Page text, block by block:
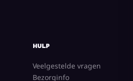
HULP
Veelgestelde vragen
Bezorginfo